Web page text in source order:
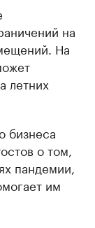
на
На
летних
бизнеса
о том,
пандемии,
им